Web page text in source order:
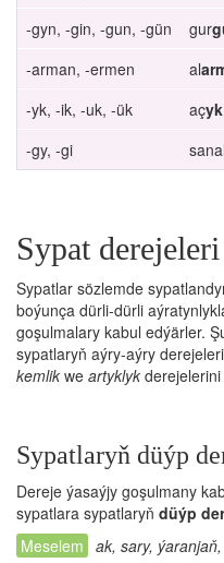
-gyn, -gin, -gun, -gün
gur
-arman, -ermen
al
-yk, -ik, -uk, -ük
açyk
-gy, -gi
sanal
Sypat derejeleri
Sypatlar sözlemde
boýunça dürli-dürli
goşulmalary kabul edýärler.
sypatlaryň aýry-aýry
kemlik we artyklyk
Sypatlaryň düýp
Dereje ýasaýjy goşulmany
sypatlara sypatlaryň düýp
ak, sary,